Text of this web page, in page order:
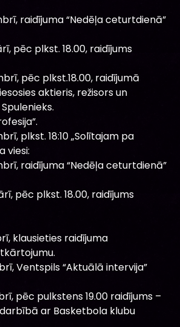
raidījuma “Nedēļa ceturtdienā”
pēc plkst. 18.00, raidījums
pēc plkst.18.00, raidījumā
aktieris, režisors un
plkst. 18:10 „Solītajam pa
viesi:
raidījuma “Nedēļa ceturtdienā”
pēc plkst. 18.00, raidījums
klausieties raidījuma
Ventspils “Aktuālā intervija”
pēc pulkstens 19.00 raidījums –
ar Basketbola klubu